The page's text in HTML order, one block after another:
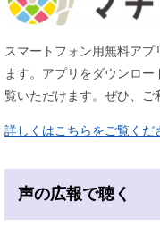
スマートフォン用無料ア
ます。アプリをダウンロ
覧いただけます。ぜひ、ご
詳しくはこちらをご覧くだ
声の広報で聴く